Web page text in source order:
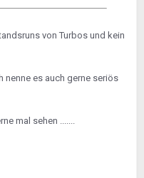
von Turbos und kein
nenne es auch gerne seriös
mal sehen .......